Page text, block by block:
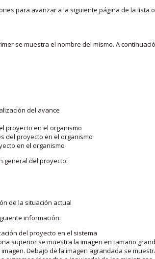
para avanzar a la siguiente página de la lista
se muestra el nombre del mismo. A
del avance
proyecto en el organismo
del proyecto en el organismo
en el organismo
general del proyecto:
de la situación actual
información:
del proyecto en el sistema
superior se muestra la imagen en tamaño
Debajo de la imagen agrandada se